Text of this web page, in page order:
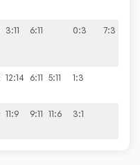
3:11 6:11 0:3 7:3
12:14 6:11 5:11 1:3
11:9 9:11 11:6 3:1